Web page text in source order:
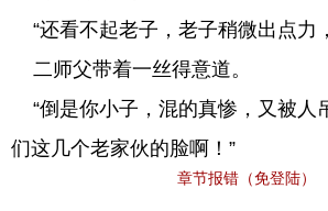
“还看不起老子，老子稍微出点力
二师父带着一丝得意道。
“倒是你小子，混的真惨，又被人
们这几个老家伙的脸啊！”
章节报错（免登陆）